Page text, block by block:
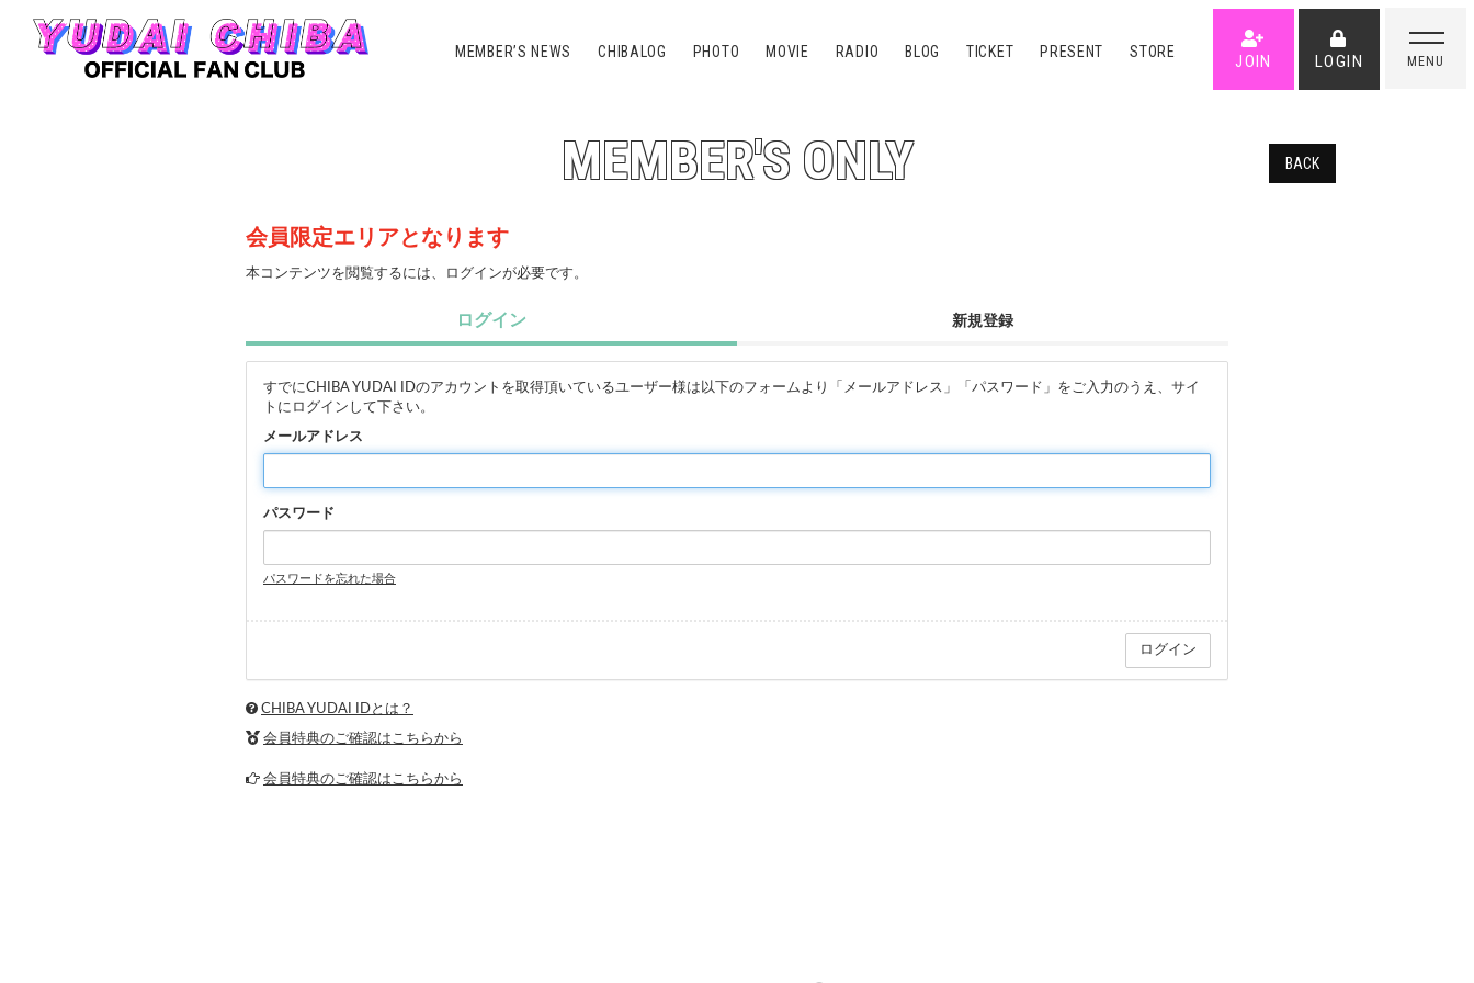
MEMBER’S NEWS CHIBALOG PHOTO MOVIE RADIO BLOG TICKET PRESENT STORE JOIN LOGIN MENU
MEMBER'S ONLY BACK
会員限定エリアとなります
本コンテンツを閲覧するには、ログインが必要です。
ログイン 新規登録
すでにCHIBA YUDAI IDのアカウントを取得頂いているユーザー様は以下のフォームより「メールアドレス」「パスワード」をご入力のうえ、サイ
トにログインして下さい。
メールアドレス
パスワード
パスワードを忘れた場合
CHIBA YUDAI IDとは？
会員特典のご確認はこちらから
会員特典のご確認はこちらから